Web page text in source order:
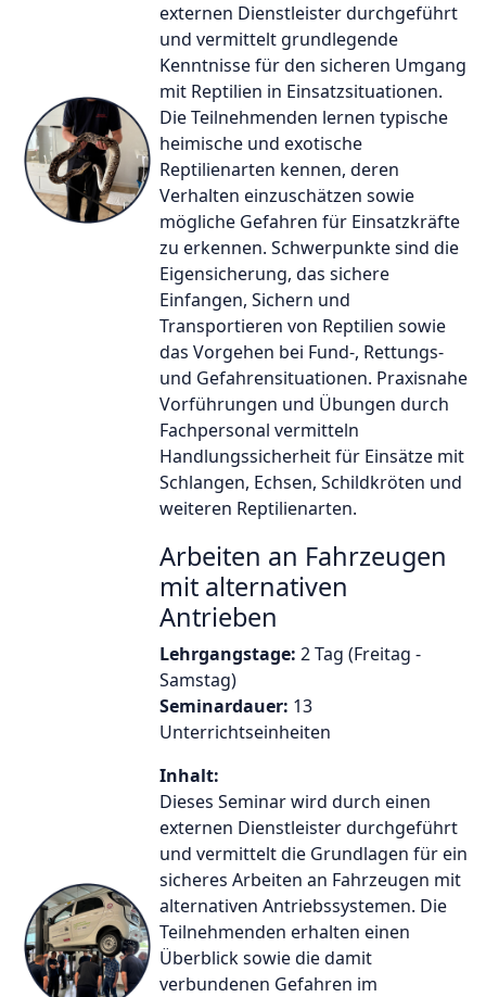
externen Dienstleister durchgeführt
und vermittelt grundlegende
Kenntnisse für den sicheren Umgang
mit Reptilien in Einsatzsituationen.
Die Teilnehmenden lernen typische
heimische und exotische
Reptilienarten kennen, deren
Verhalten einzuschätzen sowie
mögliche Gefahren für Einsatzkräfte
zu erkennen. Schwerpunkte sind die
Eigensicherung, das sichere
Einfangen, Sichern und
Transportieren von Reptilien sowie
das Vorgehen bei Fund-, Rettungs-
und Gefahrensituationen. Praxisnahe
Vorführungen und Übungen durch
Fachpersonal vermitteln
Handlungssicherheit für Einsätze mit
Schlangen, Echsen, Schildkröten und
weiteren Reptilienarten.
Arbeiten an Fahrzeugen
mit alternativen
Antrieben
Lehrgangstage: 2 Tag (Freitag -
Samstag)
Seminardauer: 13
Unterrichtseinheiten
Inhalt:
Dieses Seminar wird durch einen
externen Dienstleister durchgeführt
und vermittelt die Grundlagen für ein
sicheres Arbeiten an Fahrzeugen mit
alternativen Antriebssystemen. Die
Teilnehmenden erhalten einen
Überblick sowie die damit
verbundenen Gefahren im